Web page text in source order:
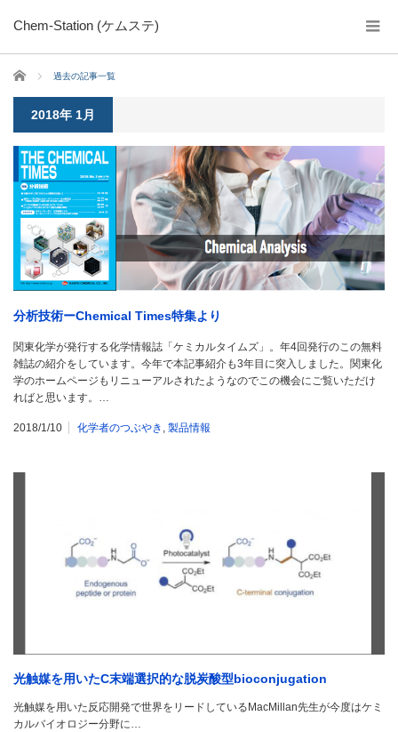
Chem-Station (ケムステ)
ホーム 過去の記事一覧
2018年 1月
分析技術ーChemical Times特集より
関東化学が発行する化学情報誌「ケミカルタイムズ」。年4回発行のこの無料
雑誌の紹介をしています。今年で本記事紹介も3年目に突入しました。関東化
学のホームページもリニューアルされたようなのでこの機会にご覧いただけ
ればと思います。…
2018/1/10 化学者のつぶやき 製品情報
光触媒を用いたC末端選択的な脱炭酸型bioconjugation
光触媒を用いた反応開発で世界をリードしているMacMillan先生が今度はケミ
カルバイオロジー分野に…